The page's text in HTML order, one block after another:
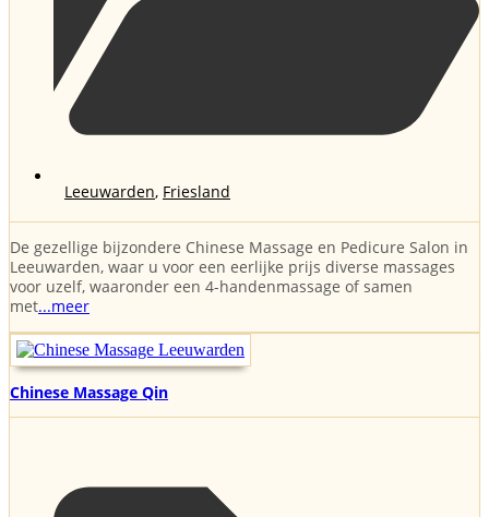
Leeuwarden, Friesland
De gezellige bijzondere Chinese Massage en Pedicure Salon in
Leeuwarden, waar u voor een eerlijke prijs diverse massages
voor uzelf, waaronder een 4-handenmassage of samen
met...meer
Chinese Massage Qin